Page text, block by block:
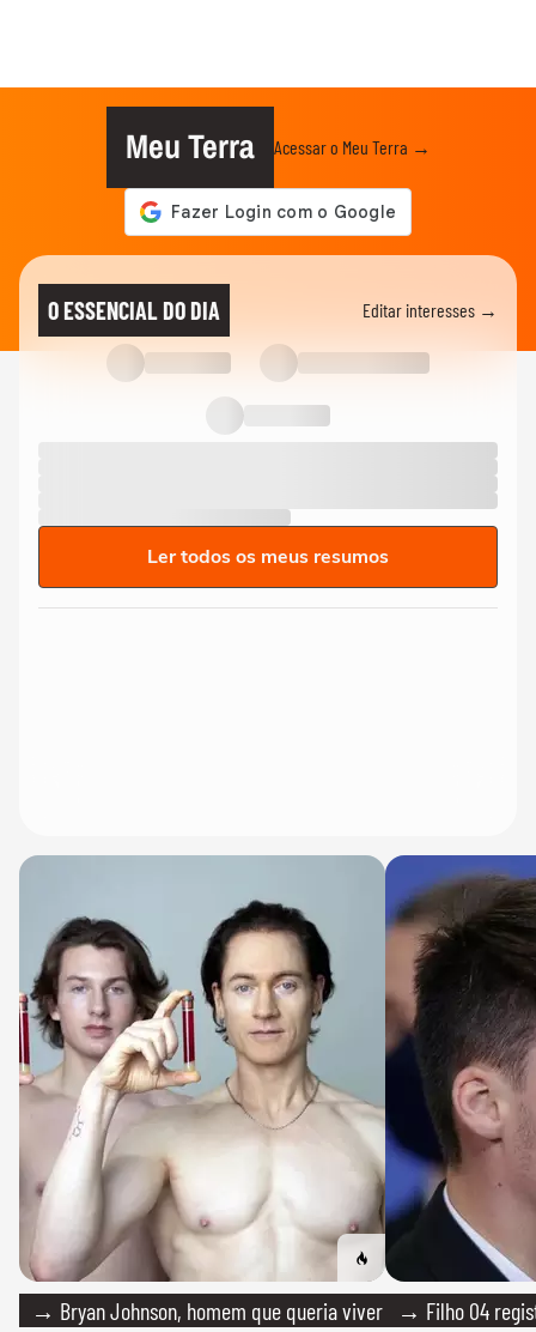
Meu Terra Acessar o Meu Terra →
O ESSENCIAL DO DIA Editar interesses →
Ler todos os meus resumos
→ Bryan Johnson, homem que queria viver → Filho 04